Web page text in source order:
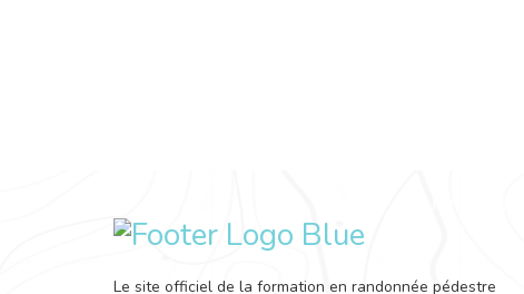
Le site officiel de la formation en randonnée pédestre